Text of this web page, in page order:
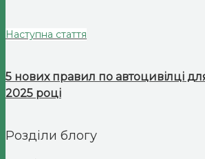
Наступна стаття
5 нових правил по автоцивілці
2025 році
Розділи блогу